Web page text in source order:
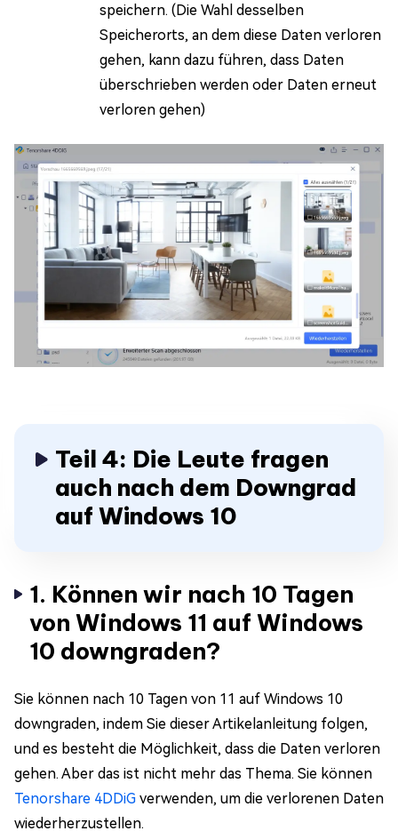
speichern. (Die Wahl desselben
Speicherorts, an dem diese Daten verloren
gehen, kann dazu führen, dass Daten
überschrieben werden oder Daten erneut
verloren gehen)
Teil 4: Die Leute fragen
auch nach dem Downgrad
auf Windows 10
1. Können wir nach 10 Tagen
von Windows 11 auf Windows
10 downgraden?
Sie können nach 10 Tagen von 11 auf Windows 10
downgraden, indem Sie dieser Artikelanleitung folgen,
und es besteht die Möglichkeit, dass die Daten verloren
gehen. Aber das ist nicht mehr das Thema. Sie können
Tenorshare 4DDiG verwenden, um die verlorenen Daten
wiederherzustellen.